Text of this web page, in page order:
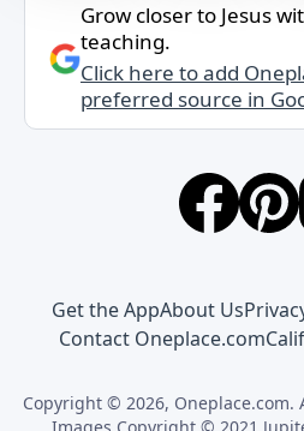
Grow closer to Jesus
teaching.
Click here to add
preferred source in
Get the AppAbout Us
Contact Oneplace.com
Copyright © 2026, Oneplace.com.